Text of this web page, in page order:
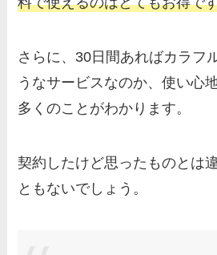
さらに、30日間あればカラフ
うなサービスなのか、使い心
多くのことがわかります。
契約したけど思ったものとは
ともないでしょう。